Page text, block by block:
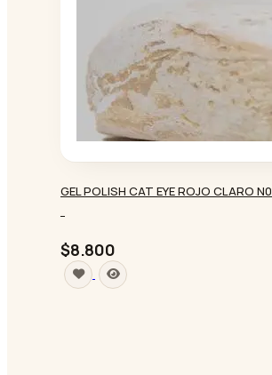
GEL POLISH CAT EYE ROJO CLARO
$8.800